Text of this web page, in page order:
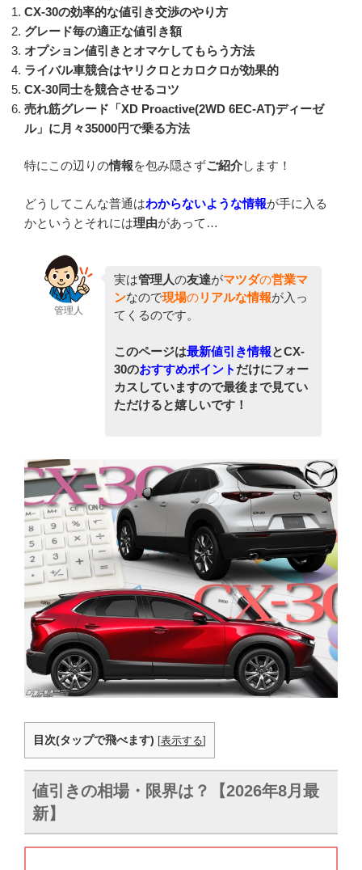
CX-30の効率的な値引き交渉のやり方
グレード毎の適正な値引き額
オプション値引きとオマケしてもらう方法
ライバル車競合はヤリクロとカロクロが効果的
CX-30同士を競合させるコツ
売れ筋グレード「XD Proactive(2WD 6EC-AT)ディーゼ
ル」 に月々35000円で乗る方法
特にこの辺りの情報を包み隠さずご紹介します！
どうしてこんな普通はわからないような情報が手に入る
かというとそれには理由があって…
管理人
実は管理人の友達がマツダの営業マ
ンなので現場のリアルな情報が入っ
てくるのです。
このページは最新値引き情報とCX-
30のおすすめポイント だけにフォー
カスしていますので最後まで見てい
ただけると嬉しいです！
目次(タップで飛べます) [表示する]
値引きの相場・限界は？【2026年8月最
新】